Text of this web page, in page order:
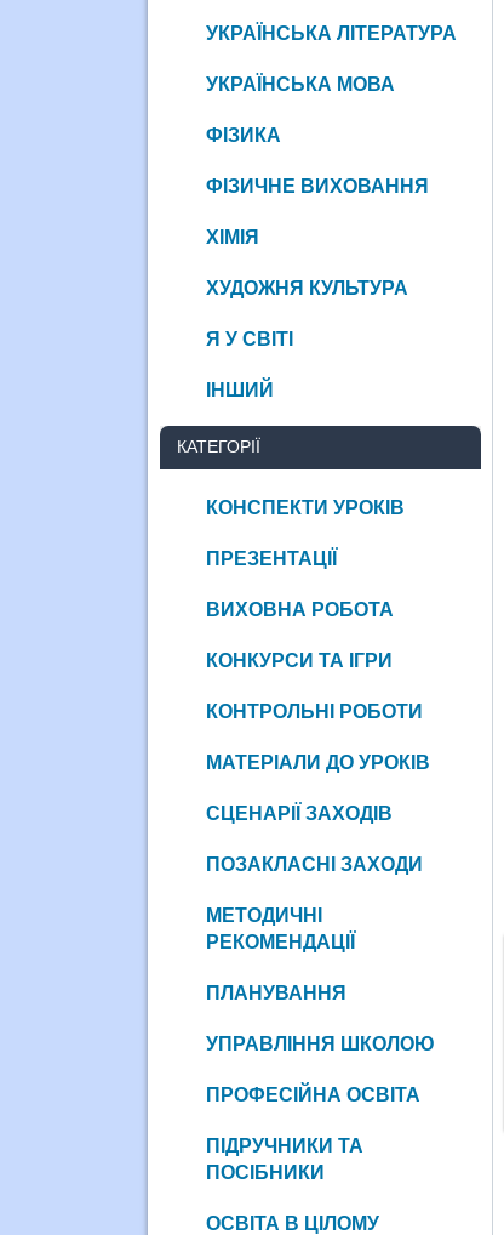
УКРАЇНСЬКА ЛІТЕРАТУРА
УКРАЇНСЬКА МОВА
ФІЗИКА
ФІЗИЧНЕ ВИХОВАННЯ
ХІМІЯ
ХУДОЖНЯ КУЛЬТУРА
Я У СВІТІ
ІНШИЙ
КАТЕГОРІЇ
КОНСПЕКТИ УРОКІВ
ПРЕЗЕНТАЦІЇ
ВИХОВНА РОБОТА
КОНКУРСИ ТА ІГРИ
КОНТРОЛЬНІ РОБОТИ
МАТЕРІАЛИ ДО УРОКІВ
СЦЕНАРІЇ ЗАХОДІВ
ПОЗАКЛАСНІ ЗАХОДИ
МЕТОДИЧНІ
РЕКОМЕНДАЦІЇ
ПЛАНУВАННЯ
УПРАВЛІННЯ ШКОЛОЮ
ПРОФЕСІЙНА ОСВІТА
ПІДРУЧНИКИ ТА
ПОСІБНИКИ
ОСВІТА В ЦІЛОМУ